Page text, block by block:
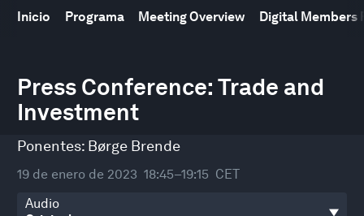
Inicio Programa Meeting Overview Digital Members
Press Conference: Trade and
Investment
Ponentes: Børge Brende
19 de enero de 2023 18:45–19:15 CET
Audio
seconds
of
33
minutes,
seconds